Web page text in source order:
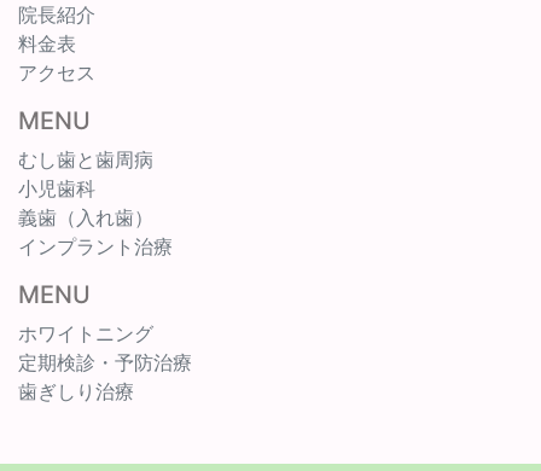
院長紹介
料金表
アクセス
MENU
むし歯と歯周病
小児歯科
義歯（入れ歯）
インプラント治療
MENU
ホワイトニング
定期検診・予防治療
歯ぎしり治療